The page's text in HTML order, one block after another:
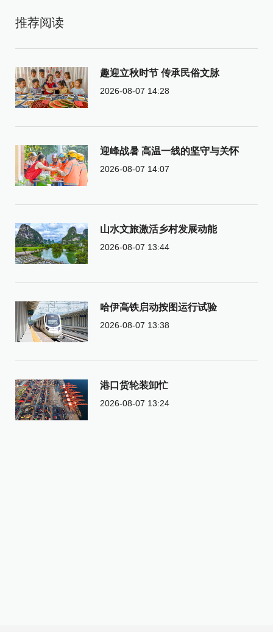
推荐阅读
趣迎立秋时节 传承民俗文脉
2026-08-07 14:28
迎峰战暑 高温一线的坚守与关怀
2026-08-07 14:07
山水文旅激活乡村发展动能
2026-08-07 13:44
哈伊高铁启动按图运行试验
2026-08-07 13:38
港口货轮装卸忙
2026-08-07 13:24